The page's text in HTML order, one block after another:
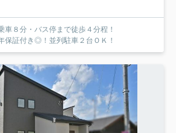
車８分・バス停まで徒歩４分程！
保証付き◎！並列駐車２台ＯＫ！